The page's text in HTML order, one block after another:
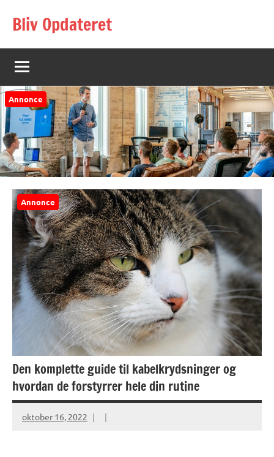
Bliv Opdateret
Annonce
Annonce
Den komplette guide til kabelkrydsninger og
hvordan de forstyrrer hele din rutine
oktober 16, 2022